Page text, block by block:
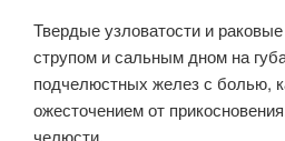
Твердые узловатости и
струпом и сальным дном на
подчелюстных желез с болью,
ожесточением от
челюсти.